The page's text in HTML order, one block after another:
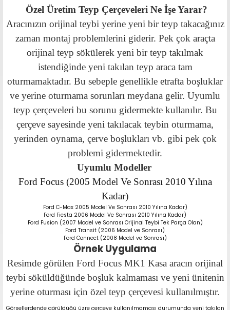
Özel Üretim Teyp Çerçeveleri Ne İşe Yarar?
Aracınızın orijinal teybi yerine yeni bir teyp takacağınız
zaman montaj problemlerini giderir. Pek çok araçta
orijinal teyp sökülerek yeni bir teyp takılmak
istendiğinde yeni takılan teyp araca tam
oturmamaktadır. Bu sebeple genellikle etrafta boşluklar
ve yerine oturmama sorunları meydana gelir. Uyumlu
teyp çerçeveleri bu sorunu gidermekte kullanılır. Bu
çerçeve sayesinde yeni takılacak teybin oturmama,
yerinden oynama, çerve boşlukları vb. gibi pek çok
problemi gidermektedir.
Uyumlu Modeller
Ford Focus (2005 Model Ve Sonrası 2010 Yılına
Kadar)
Ford C-Max 2005 Model Ve Sonrası 2010 Yılına Kadar)
Ford Fiesta 2006 Model Ve Sonrası 2010 Yılına Kadar)
Ford Fusion (2007 Model ve Sonrası Orijinal Teybi Tek Parça Olan)
Ford Transit (2006 Model ve Sonrası)
Ford Connect (2008 Model ve Sonrası)
Örnek Uygulama
Resimde görülen Ford Focus MK1 Kasa aracın orijinal
teybi söküldüğünde boşluk kalmaması ve yeni ünitenin
yerine oturması için özel teyp çerçevesi kullanılmıştır.
Görsellerdende görüldüğü üzre çerçeve kullanılmaması durumunda yeni takılan